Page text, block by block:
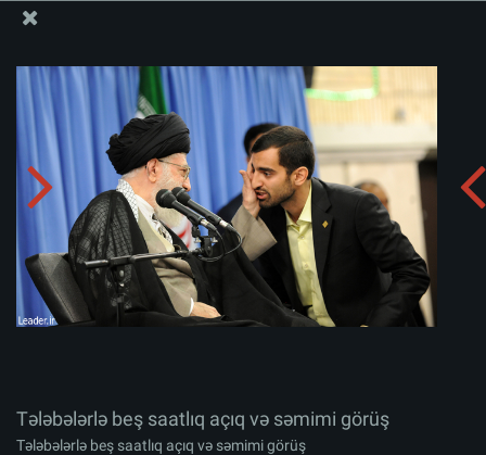
Tələbələrlə beş saatlıq açıq və səmimi görüş
Albomu yüklə: zip
Tələbələrlə beş saatlıq açıq və səmimi görüş
Tələbələrlə beş saatlıq açıq və səmimi görüş